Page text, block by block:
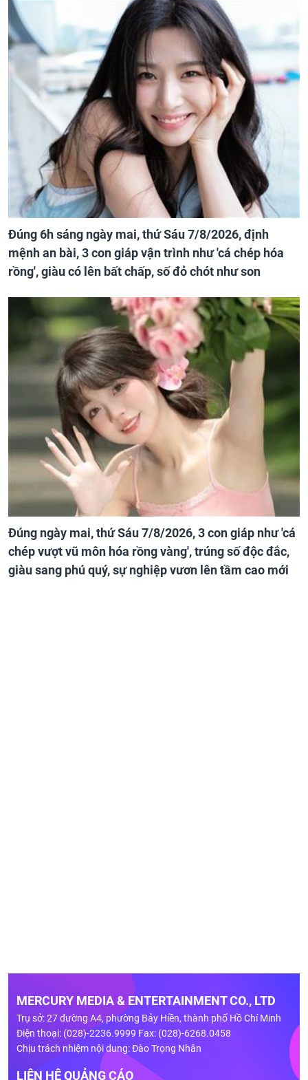
Đúng 6h sáng ngày mai, thứ Sáu 7/8/2026, định
mệnh an bài, 3 con giáp vận trình như 'cá chép hóa
rồng', giàu có lên bất chấp, số đỏ chót như son
Đúng ngày mai, thứ Sáu 7/8/2026, 3 con giáp như 'cá
chép vượt vũ môn hóa rồng vàng', trúng số độc đắc,
giàu sang phú quý, sự nghiệp vươn lên tầm cao mới
MERCURY MEDIA & ENTERTAINMENT CO., LTD
Trụ sở: 27 đường A4, phường Bảy Hiền, thành phố Hồ Chí Minh
Điện thoại: (028)-2236.9999 Fax: (028)-6268.0458
Chịu trách nhiệm nội dung: Đào Trọng Nhân
LIÊN HỆ QUẢNG CÁO